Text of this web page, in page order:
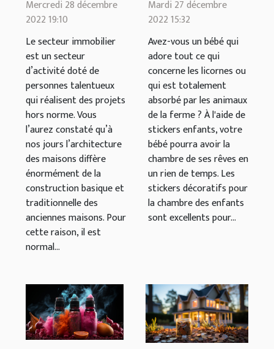
immobilier
Mercredi 28 décembre
2022 19:10
Le secteur immobilier
est un secteur
d’activité doté de
personnes talentueux
qui réalisent des projets
hors norme. Vous
l’aurez constaté qu’à
nos jours l’architecture
des maisons diffère
énormément de la
construction basique et
traditionnelle des
anciennes maisons. Pour
cette raison, il est
normal...
Mardi 27 décembre
2022 15:32
Avez-vous un bébé qui
adore tout ce qui
concerne les licornes ou
qui est totalement
absorbé par les animaux
de la ferme ? À l'aide de
stickers enfants, votre
bébé pourra avoir la
chambre de ses rêves en
un rien de temps. Les
stickers décoratifs pour
la chambre des enfants
sont excellents pour...